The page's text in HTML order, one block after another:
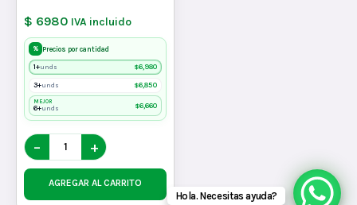
$ 6980 IVA incluido
% Precios por cantidad
1+unds $6,980
3+unds $6,850
MEJOR
6+unds $6,660
− +
AGREGAR AL CARRITO
Hola. Necesitas ayuda?